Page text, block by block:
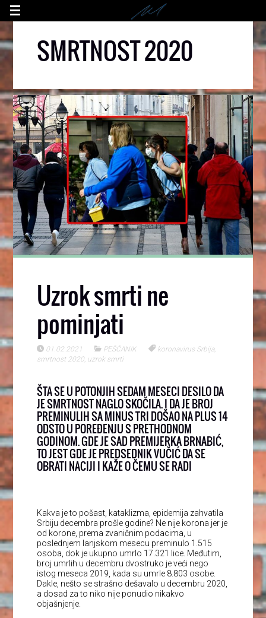
SMRTNOST 2020
Uzrok smrti ne
pominjati
01.02.2021 PEŠČANIK koronavirus Srbija,
smrtnost 2020, uzrok smrti
ŠTA SE U POTONJIH SEDAM MESECI DESILO DA
JE SMRTNOST NAGLO SKOČILA. I DA JE BROJ
PREMINULIH SA MINUS TRI DOŠAO NA PLUS 14
ODSTO U POREĐENJU S PRETHODNOM
GODINOM. GDE JE SAD PREMIJERKA BRNABIĆ,
TO JEST GDE JE PREDSEDNIK VUČIĆ DA SE
OBRATI NACIJI I KAŽE O ČEMU SE RADI
Kakva je to pošast, kataklizma, epidemija zahvatila
Srbiju decembra prošle godine? Ne nije korona jer je
od korone, prema zvaničnim podacima, u
poslednjem lanjskom mesecu preminulo 1.515
osoba, dok je ukupno umrlo 17.321 lice. Međutim,
broj umrlih u decembru dvostruko je veći nego
istog meseca 2019, kada su umrle 8.803 osobe.
Dakle, nešto se strašno dešavalo u decembru 2020,
a dosad za to niko nije ponudio nikakvo
objašnjenje.